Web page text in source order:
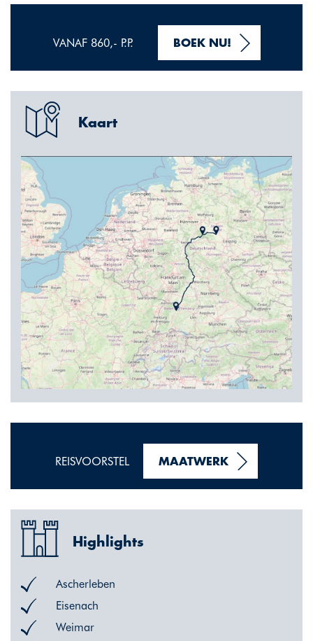
VANAF 860,- P.P. BOEK NU!
Kaart
REISVOORSTEL MAATWERK
Highlights
Ascherleben
Eisenach
Weimar